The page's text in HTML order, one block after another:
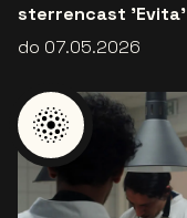
sterrencast 'Evita'
do 07.05.2026